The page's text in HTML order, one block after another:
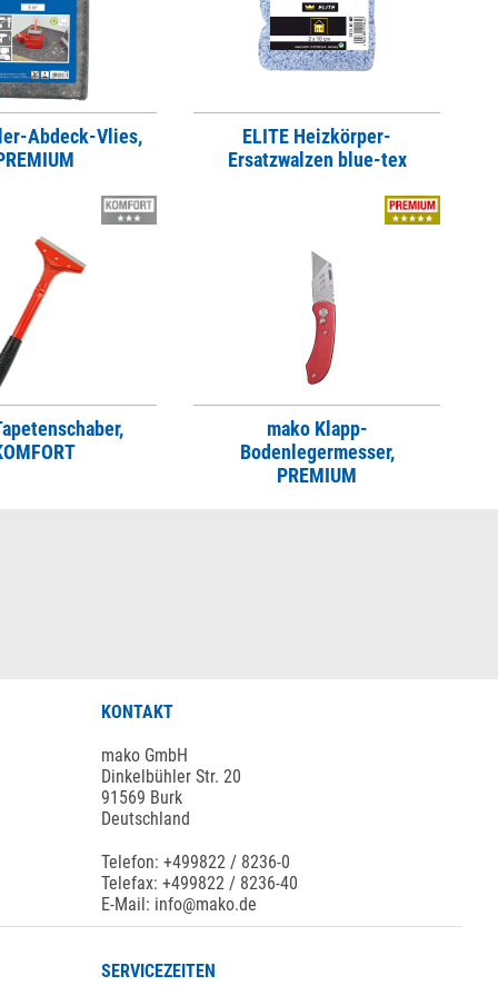
Abdeck-Vlies,
ELITE Heizkörper-
Ersatzwalzen blue-tex
mako Klapp-
Bodenlegermesser,
PREMIUM
KONTAKT
mako GmbH
Dinkelbühler Str. 20
91569 Burk
Deutschland
Telefon: +499822 / 8236-0
Telefax: +499822 / 8236-40
E-Mail: info@mako.de
SERVICEZEITEN